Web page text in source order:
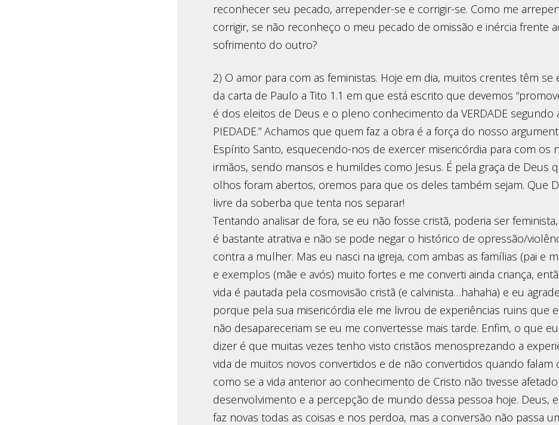
reconhecer seu pecado, arrepender-se e corrigir-se. Como me
corrigir, se não reconheço o meu pecado de omissão e inércia frente
sofrimento do outro?
2) O amor para com as feministas. Hoje em dia, muitos crentes têm se
da carta de Paulo a Tito 1.1 em que está escrito que devemos
é dos eleitos de Deus e o pleno conhecimento da VERDADE segundo
PIEDADE.” Achamos que quem faz a obra é a força do nosso
Espírito Santo, esquecendo-nos de exercer misericórdia para com os
irmãos, sendo mansos e humildes como Jesus. É pela graça de Deus
olhos foram abertos, oremos para que os deles também sejam. Que
livre da soberba que tenta nos separar!
Tentando analisar de fora, se eu não fosse cristã, poderia ser
é bastante atrativa e não se pode negar o histórico de opressão/
contra a mulher. Mas eu nasci na igreja, com ambas as famílias (pai e
e exemplos (mãe e avós) muito fortes e me converti ainda criança,
vida é pautada pela cosmovisão cristã (e calvinista…hahaha) e eu
porque pela sua misericórdia ele me livrou de experiências ruins que
não desapareceriam se eu me convertesse mais tarde. Enfim, o que
dizer é que muitas vezes tenho visto cristãos menosprezando a
vida de muitos novos convertidos e de não convertidos quando falam
como se a vida anterior ao conhecimento de Cristo não tivesse
desenvolvimento e a percepção de mundo dessa pessoa hoje. Deus,
faz novas todas as coisas e nos perdoa, mas a conversão não passa